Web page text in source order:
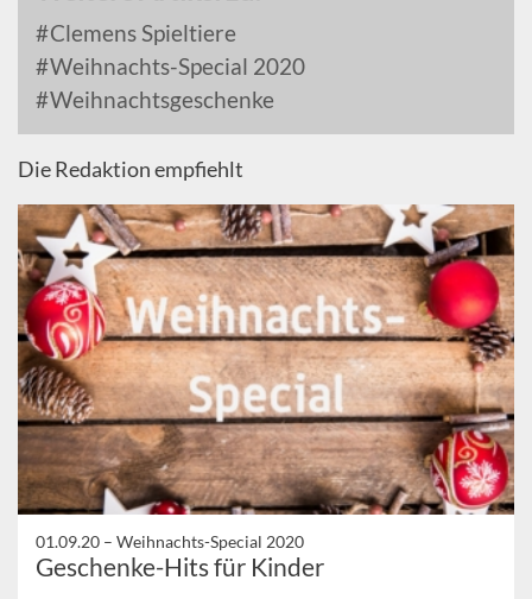
Clemens Spieltiere
Weihnachts-Special 2020
Weihnachtsgeschenke
Die Redaktion empfiehlt
01.09.20 – Weihnachts-Special 2020
Geschenke-Hits für Kinder